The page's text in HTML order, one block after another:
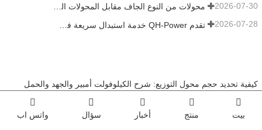
محولات من النوع الجاف مقابل المحولات المغمورة بالزيت: كيفية اختيار النوع المناسب لمشروعك 2026-07-30
2026-07-28
كيفية تحديد حجم محول التوزيع: شرح الكيلوفولت أمبير والجهد والحمل
بيت منتج أخبار سؤال واتس اب